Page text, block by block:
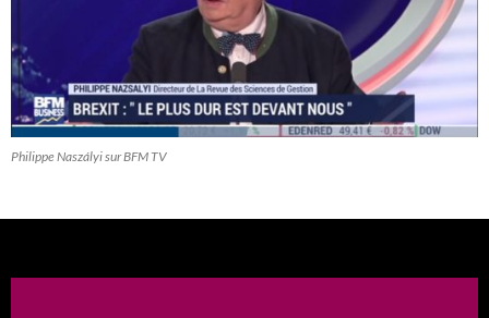
Philippe Naszályi sur BFM TV